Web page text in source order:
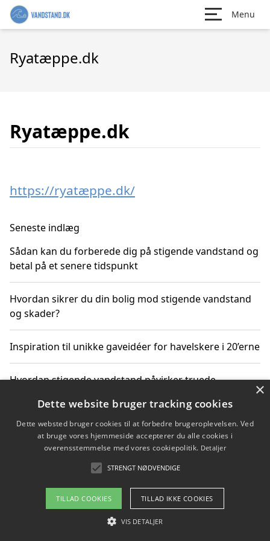
Menu
Ryatæppe.dk
Ryatæppe.dk
https://ryatæppe.dk/
Seneste indlæg
Sådan kan du forberede dig på stigende vandstand og
betal på et senere tidspunkt
Hvordan sikrer du din bolig mod stigende vandstand
og skader?
Inspiration til unikke gaveidéer for havelskere i 20’erne
Hvordan stigende vandstand påvirker truede
Sådan vælger du de bedste vandrerygsække til
vandreture i Danmark
Copyright 2026 - Pilanto Aps
Om / kontakt
×
Dette website bruger tracking cookies
Dette websted bruger cookies til at forbedre brugeroplevelsen. Ved
at bruge vores hjemmeside accepterer du alle cookies i
overensstemmelse med vores cookiepolitik. Detaljer
STRENGT NØDVENDIGE
TILLAD COOKIES TILLAD IKKE COOKIES
VIS DETALJER